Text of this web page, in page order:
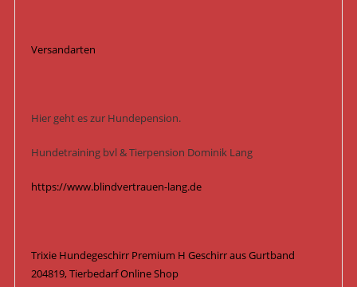
Versandarten
Hier geht es zur Hundepension.
Hundetraining bvl & Tierpension Dominik Lang
https://www.blindvertrauen-lang.de
Trixie Hundegeschirr Premium H Geschirr aus Gurtband
204819, Tierbedarf Online Shop